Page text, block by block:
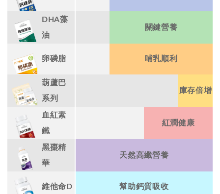
DHA藻
油
關鍵營養
卵磷脂 哺乳順利
葫蘆巴
系列
庫存倍增
血紅素
鐵
紅潤健康
黑棗精
華
天然高纖營養
維他命D 幫助鈣質吸收